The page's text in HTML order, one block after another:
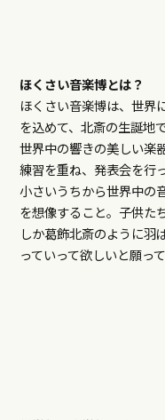
ほくさい音楽博とは？
ほくさい音楽博は、世界
を込めて、北斎の生誕地
世界中の響きの美しい楽
練習を重ね、発表会を行
小さいうちから世界中の
を想像すること。子供た
しか葛飾北斎のように羽
っていって欲しいと願って